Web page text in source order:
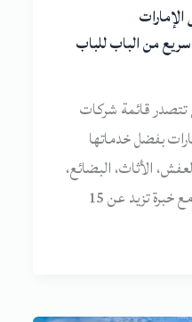
تتصدر قائمة شركات
بفضل خدماتها
الأثاث، البضائع،
المعدات، وحتى السيارات. مع خبرة تزيد عن 15